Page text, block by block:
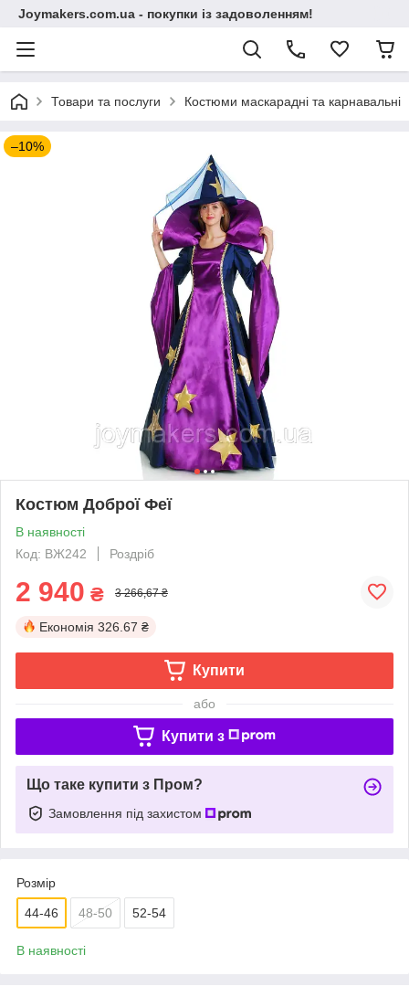
Joymakers.com.ua - покупки із задоволенням!
Товари та послуги Костюми маскарадні та карнавальні
–10%
Костюм Доброї Феї
В наявності
Код: ВЖ242
Роздріб
2 940 ₴ 3 266,67 ₴
Економія 326.67 ₴
Купити
або
Купити з
Що таке купити з Пром?
Замовлення під захистом
Розмір
44-46 48-50 52-54
В наявності